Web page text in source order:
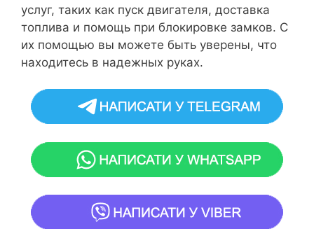
услуг, таких как пуск двигателя, доставка
топлива и помощь при блокировке замков. С
их помощью вы можете быть уверены, что
находитесь в надежных руках.